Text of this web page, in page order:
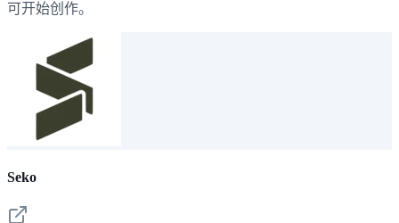
可开始创作。
Seko